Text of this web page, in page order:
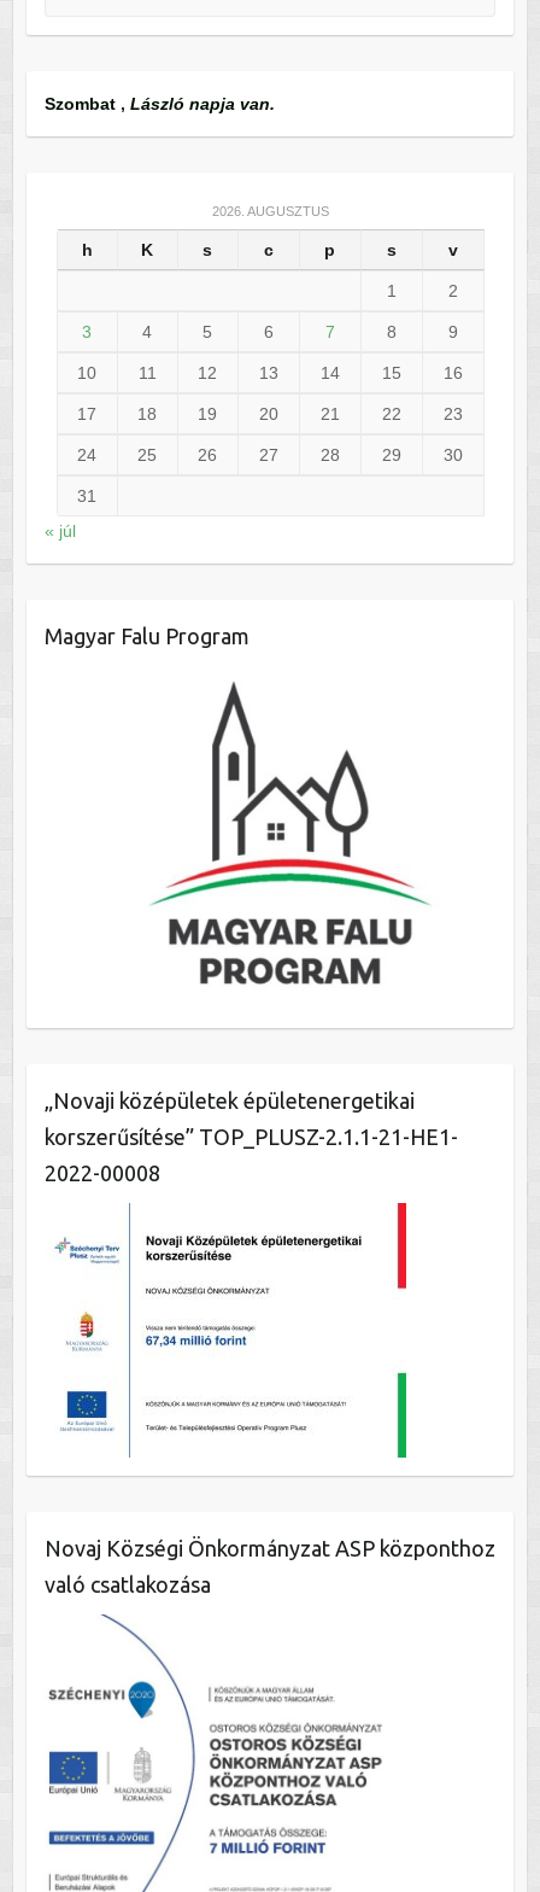
Szombat , László napja van.
2026. AUGUSZTUS
h K s c p s v
1 2
3 4 5 6 7 8 9
10 11 12 13 14 15 16
17 18 19 20 21 22 23
24 25 26 27 28 29 30
31
« júl
Magyar Falu Program
„Novaji középületek épületenergetikai
korszerűsítése” TOP_PLUSZ-2.1.1-21-HE1-
2022-00008
Novaj Községi Önkormányzat ASP központhoz
való csatlakozása